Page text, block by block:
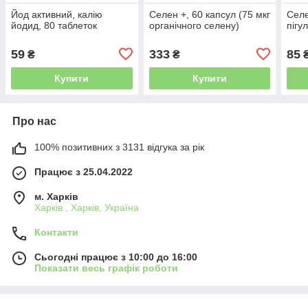
Йод активний, калію
йодид, 80 таблеток
59 ₴
Купити
Селен +, 60 капсул (75 мкг
органічного селену)
333₴
Купити
85
Про нас
100% позитивних з 3131 відгука за рік
Працює з 25.04.2022
м. Харків
Харків , Харків, Україна
Контакти
Сьогодні працює з 10:00 до 16:00
Показати весь графік роботи